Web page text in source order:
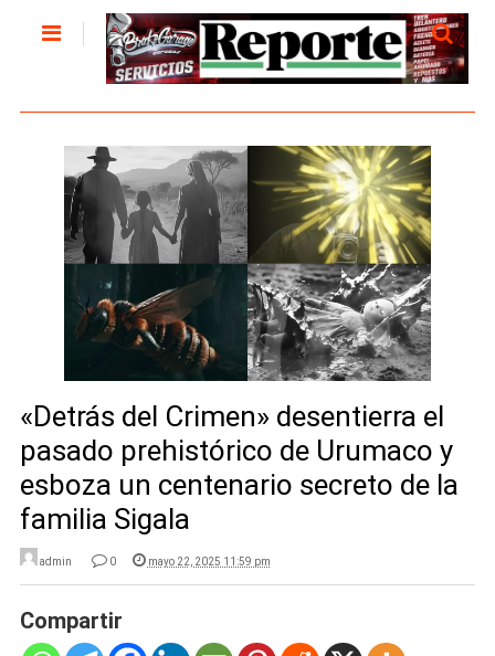
«Detrás del Crimen» desentierra el
pasado prehistórico de Urumaco y
esboza un centenario secreto de la
familia Sigala
admin 0 mayo 22, 2025 11:59 pm
Compartir